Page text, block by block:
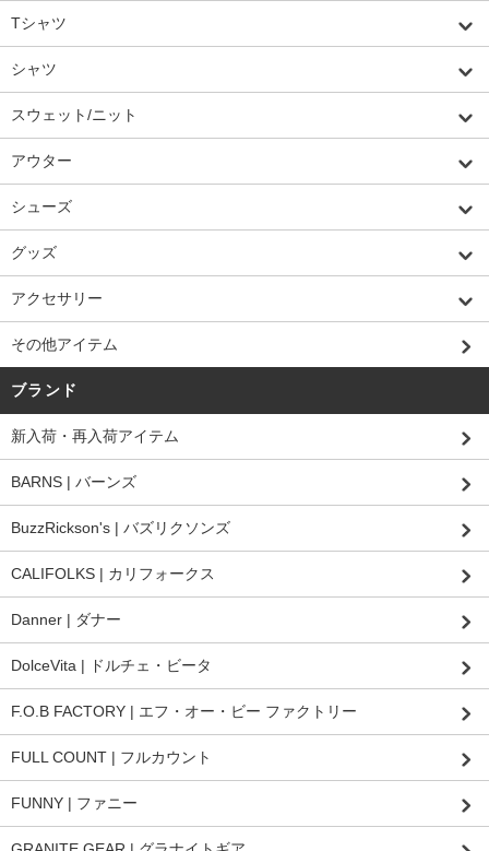
Tシャツ
シャツ
スウェット/ニット
アウター
シューズ
グッズ
アクセサリー
その他アイテム
ブランド
新入荷・再入荷アイテム
BARNS | バーンズ
BuzzRickson's | バズリクソンズ
CALIFOLKS | カリフォークス
Danner | ダナー
DolceVita | ドルチェ・ビータ
F.O.B FACTORY | エフ・オー・ビー ファクトリー
FULL COUNT | フルカウント
FUNNY | ファニー